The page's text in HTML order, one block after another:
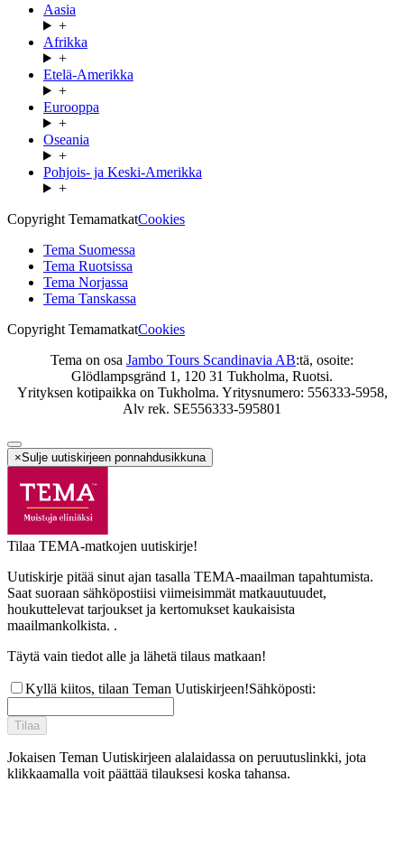
Aasia
+
Afrikka
+
Etelä-Amerikka
+
Eurooppa
+
Oseania
+
Pohjois- ja Keski-Amerikka
+
Copyright TemamatkatCookies
Tema Suomessa
Tema Ruotsissa
Tema Norjassa
Tema Tanskassa
Copyright TemamatkatCookies
Tema on osa Jambo Tours Scandinavia AB:tä, osoite:
Glödlampsgränd 1, 120 31 Tukholma, Ruotsi.
Yrityksen kotipaikka on Tukholma. Yritysnumero: 556333-5958,
Alv rek. SE556333-595801
×Sulje uutiskirjeen ponnahdusikkuna
Tilaa TEMA-matkojen uutiskirje!
Uutiskirje pitää sinut ajan tasalla TEMA-maailman tapahtumista.
Saat suoraan sähköpostiisi viimeisimmät matkauutuudet,
houkuttelevat tarjoukset ja kertomukset kaukaisista
maailmankolkista. .
Täytä vain tiedot alle ja lähetä tilaus matkaan!
Kyllä kiitos, tilaan Teman Uutiskirjeen!Sähköposti:
Tilaa
Jokaisen Teman Uutiskirjeen alalaidassa on peruutuslinkki, jota
klikkaamalla voit päättää tilauksesi koska tahansa.